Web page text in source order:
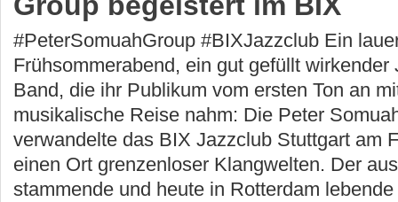
#PeterSomuahGroup #BIXJazzclub Ein
Frühsommerabend, ein gut gefüllt wirkender
Band, die ihr Publikum vom ersten Ton an
musikalische Reise nahm: Die Peter
verwandelte das BIX Jazzclub Stuttgart am
einen Ort grenzenloser Klangwelten. Der
stammende und heute in Rotterdam